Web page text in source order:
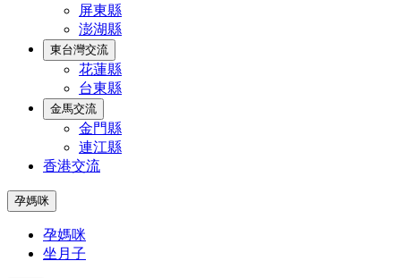
屏東縣
澎湖縣
東台灣交流
花蓮縣
台東縣
金馬交流
金門縣
連江縣
香港交流
孕媽咪
孕媽咪
坐月子